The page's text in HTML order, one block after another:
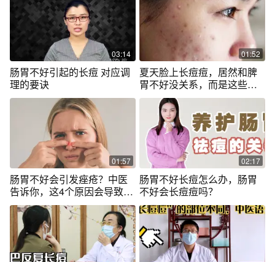
03:14
肠胃不好引起的长痘 对应调
理的要诀
01:52
夏天脸上长痘痘，居然和脾
胃不好没关系，而是这些螨
虫惹的祸！
01:57
肠胃不好会引发痤疮？中医
告诉你，这4个原因会导致痤
疮
02:17
肠胃不好长痘怎么办，肠胃
不好会长痘痘吗？